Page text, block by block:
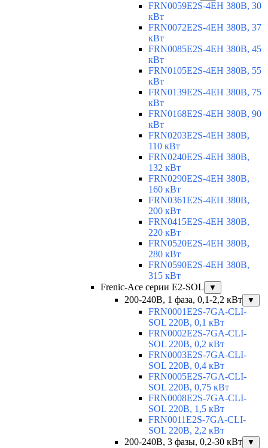
FRN0059E2S-4EH 380В, 30
кВт
FRN0072E2S-4EH 380В, 37
кВт
FRN0085E2S-4EH 380В, 45
кВт
FRN0105E2S-4EH 380В, 55
кВт
FRN0139E2S-4EH 380В, 75
кВт
FRN0168E2S-4EH 380В, 90
кВт
FRN0203E2S-4EH 380В,
110 кВт
FRN0240E2S-4EH 380В,
132 кВт
FRN0290E2S-4EH 380В,
160 кВт
FRN0361E2S-4EH 380В,
200 кВт
FRN0415E2S-4EH 380В,
220 кВт
FRN0520E2S-4EH 380В,
280 кВт
FRN0590E2S-4EH 380В,
315 кВт
Frenic-Ace серии E2-SOL
▼
200-240В, 1 фаза, 0,1-2,2 кВт ▼
FRN0001E2S-7GA-CLI-
SOL 220В, 0,1 кВт
FRN0002E2S-7GA-CLI-
SOL 220В, 0,2 кВт
FRN0003E2S-7GA-CLI-
SOL 220В, 0,4 кВт
FRN0005E2S-7GA-CLI-
SOL 220В, 0,75 кВт
FRN0008E2S-7GA-CLI-
SOL 220В, 1,5 кВт
FRN0011E2S-7GA-CLI-
SOL 220В, 2,2 кВт
200-240В, 3 фазы, 0,2-30 кВт
▼